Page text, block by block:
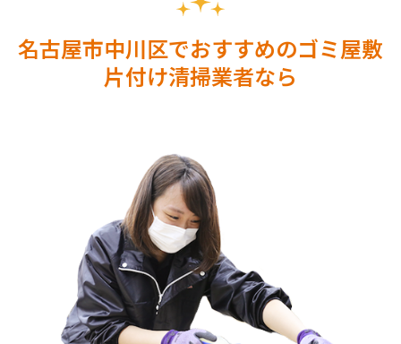
名古屋市中川区でおすすめのゴミ屋敷
片付け清掃業者なら